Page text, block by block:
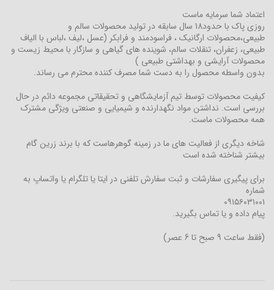
اعتماد شما سرمایه ماست
روزی پاک با حدود18 سال سابقه در تولید محصولات سالم و
طبیعی،محصولات ارگانیک ، فراسودمند و فرابکر (عسل ،لیف ،لباس با الیاف
طبیعی، زعفران، تنقلات سالم، شوینده های گیاهی و سازگار با محیط زیست و
محصولات آرایشی و بهداشتی طبیعی )
بدون واسطه محصول را به دست شما مصرف کننده محترم می رساند.
کیفیت محصولات توسط تیم آزمایشگاهی و تحقیقاتی مجموعه دائم در حال
بررسی است. نداشتن مواد نگهدارنده و شیمیایی و صنعتی ویژگی مشترک
همه محصولات ماست.
شاخه دیگری از فعالیت های ما در زمینه گوهرهاست که با برند زرین گام
بیشتر شناخته شده است
برای پیگیری سفارشات و ثبت سفارش تلفنی در ایتا یا تلگرام یا واتساپ به
شماره
۰۹۱۵۶۰۳۱۰۰۱
پیام داده و یا تماس بگیرید.
(فقط ساعت 9 صبح تا 6 عصر)